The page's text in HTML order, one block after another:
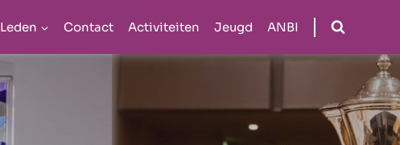
Leden Contact Activiteiten Jeugd ANBI